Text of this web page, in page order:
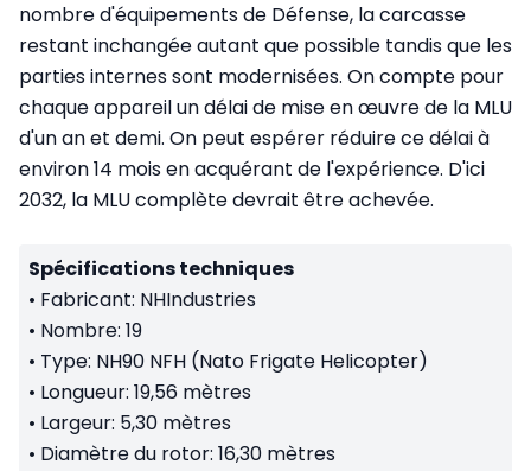
nombre d'équipements de Défense, la carcasse
restant inchangée autant que possible tandis que les
parties internes sont modernisées. On compte pour
chaque appareil un délai de mise en œuvre de la MLU
d'un an et demi. On peut espérer réduire ce délai à
environ 14 mois en acquérant de l'expérience. D'ici
2032, la MLU complète devrait être achevée.
Spécifications techniques
• Fabricant: NHIndustries
• Nombre: 19
• Type: NH90 NFH (Nato Frigate Helicopter)
• Longueur: 19,56 mètres
• Largeur: 5,30 mètres
• Diamètre du rotor: 16,30 mètres